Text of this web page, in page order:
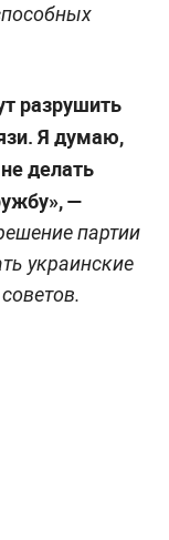
разрушить
Я думаю,
делать
—
партии
украинские